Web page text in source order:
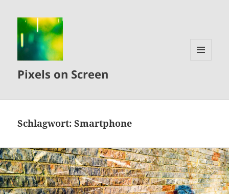
Pixels on Screen
Schlagwort:Smartphone